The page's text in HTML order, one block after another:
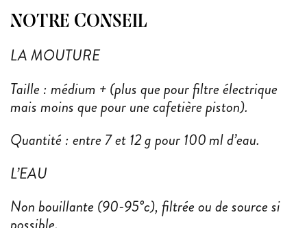
NOTRE CONSEIL
LA MOUTURE
Taille : médium + (plus que pour filtre électrique
mais moins que pour une cafetière piston).
Quantité : entre 7 et 12 g pour 100 ml d’eau.
L’EAU
Non bouillante (90-95°c), filtrée ou de source si